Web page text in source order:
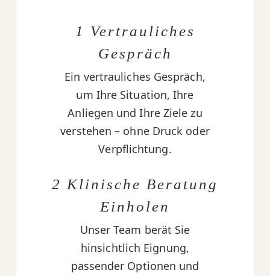
1 Vertrauliches
Gespräch
Ein vertrauliches Gespräch,
um Ihre Situation, Ihre
Anliegen und Ihre Ziele zu
verstehen – ohne Druck oder
Verpflichtung.
2 Klinische Beratung
Einholen
Unser Team berät Sie
hinsichtlich Eignung,
passender Optionen und